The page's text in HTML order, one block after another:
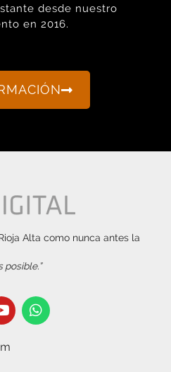
desde nuestro
en 2016.
Alta como nunca antes la
posible.”